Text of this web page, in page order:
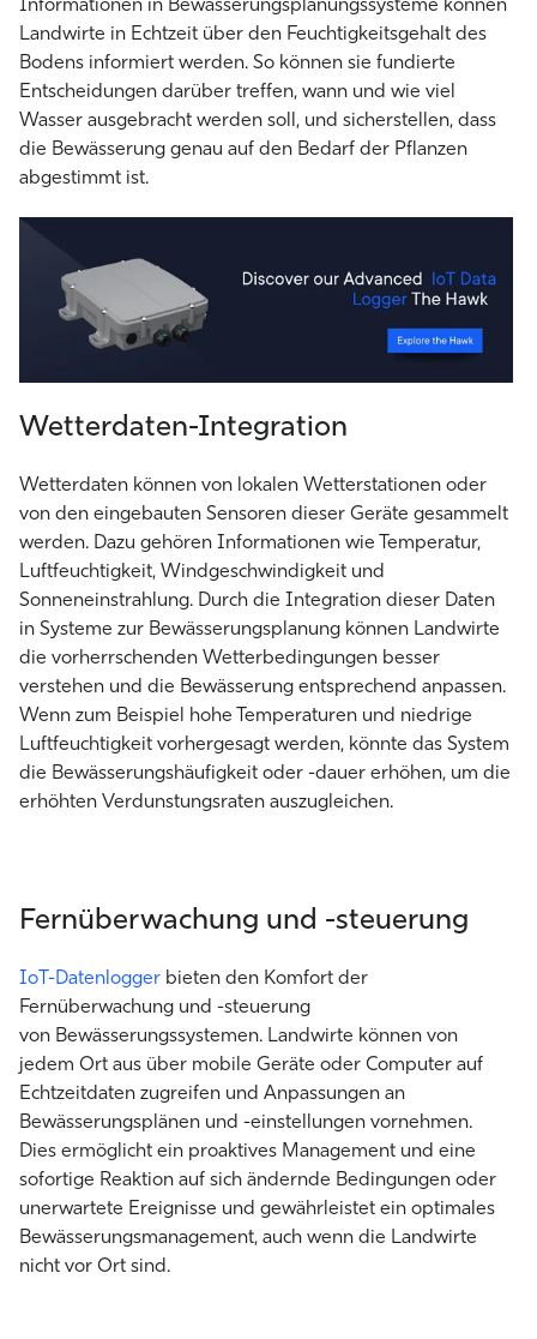
Landwirte in Echtzeit über den Feuchtigkeitsgehalt des
Bodens informiert werden. So können sie fundierte
Entscheidungen darüber treffen, wann und wie viel
Wasser ausgebracht werden soll, und sicherstellen, dass
die Bewässerung genau auf den Bedarf der Pflanzen
abgestimmt ist.
Wetterdaten-Integration
Wetterdaten können von lokalen Wetterstationen oder
von den eingebauten Sensoren dieser Geräte gesammelt
werden. Dazu gehören Informationen wie Temperatur,
Luftfeuchtigkeit, Windgeschwindigkeit und
Sonneneinstrahlung. Durch die Integration dieser Daten
in Systeme zur Bewässerungsplanung können Landwirte
die vorherrschenden Wetterbedingungen besser
verstehen und die Bewässerung entsprechend anpassen.
Wenn zum Beispiel hohe Temperaturen und niedrige
Luftfeuchtigkeit vorhergesagt werden, könnte das System
die Bewässerungshäufigkeit oder -dauer erhöhen, um die
erhöhten Verdunstungsraten auszugleichen.
Fernüberwachung und -steuerung
IoT-Datenlogger bieten den Komfort der
Fernüberwachung und -steuerung
von Bewässerungssystemen. Landwirte können von
jedem Ort aus über mobile Geräte oder Computer auf
Echtzeitdaten zugreifen und Anpassungen an
Bewässerungsplänen und -einstellungen vornehmen.
Dies ermöglicht ein proaktives Management und eine
sofortige Reaktion auf sich ändernde Bedingungen oder
unerwartete Ereignisse und gewährleistet ein optimales
Bewässerungsmanagement, auch wenn die Landwirte
nicht vor Ort sind.